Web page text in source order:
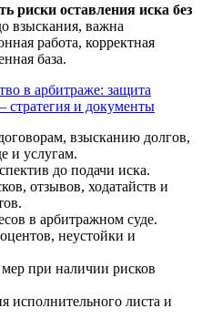
риски оставления иска без
взыскания, важна
работа, корректная
база.
в арбитраже: защита
и документы
взысканию долгов,
и услугам.
до подачи иска.
отзывов, ходатайств и
в арбитражном суде.
неустойки и
при наличии рисков
исполнительного листа и